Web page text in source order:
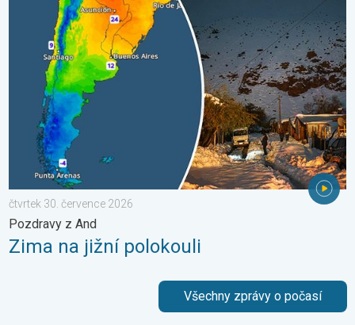
Zima na jižní polokouli. Pozdravy z And. . . čtvrtek 30.
čtvrtek 30. července 2026
Pozdravy z And
Zima na jižní polokouli
Všechny zprávy o počasí